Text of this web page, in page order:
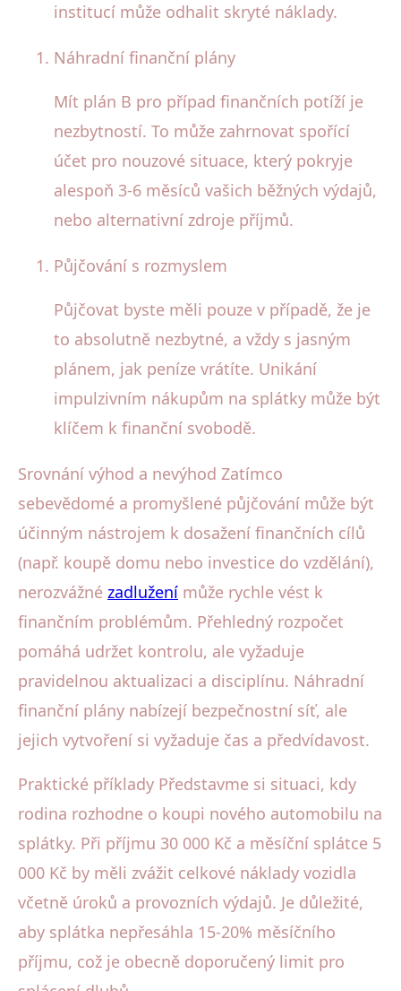
institucí může odhalit skryté náklady.
Náhradní finanční plány
Mít plán B pro případ finančních potíží je
nezbytností. To může zahrnovat spořící
účet pro nouzové situace, který pokryje
alespoň 3-6 měsíců vašich běžných výdajů,
nebo alternativní zdroje příjmů.
Půjčování s rozmyslem
Půjčovat byste měli pouze v případě, že je
to absolutně nezbytné, a vždy s jasným
plánem, jak peníze vrátíte. Unikání
impulzivním nákupům na splátky může být
klíčem k finanční svobodě.
Srovnání výhod a nevýhod Zatímco
sebevědomé a promyšlené půjčování může být
účinným nástrojem k dosažení finančních cílů
(např. koupě domu nebo investice do vzdělání),
nerozvážné zadlužení může rychle vést k
finančním problémům. Přehledný rozpočet
pomáhá udržet kontrolu, ale vyžaduje
pravidelnou aktualizaci a disciplínu. Náhradní
finanční plány nabízejí bezpečnostní síť, ale
jejich vytvoření si vyžaduje čas a předvídavost.
Praktické příklady Představme si situaci, kdy
rodina rozhodne o koupi nového automobilu na
splátky. Při příjmu 30 000 Kč a měsíční splátce 5
000 Kč by měli zvážit celkové náklady vozidla
včetně úroků a provozních výdajů. Je důležité,
aby splátka nepřesáhla 15-20% měsíčního
příjmu, což je obecně doporučený limit pro